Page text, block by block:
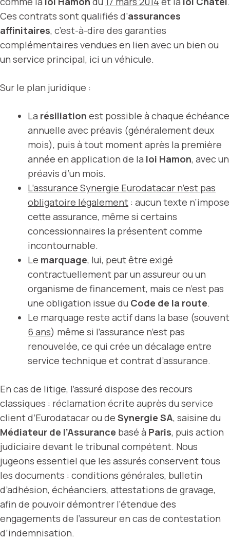
Ces contrats sont qualifiés d’assurances
affinitaires, c’est-à-dire des garanties
complémentaires vendues en lien avec un bien ou
un service principal, ici un véhicule.
Sur le plan juridique :
La résiliation est possible à chaque échéance
annuelle avec préavis (généralement deux
mois), puis à tout moment après la première
année en application de la loi Hamon, avec un
préavis d’un mois.
L’assurance Synergie Eurodatacar n’est pas
obligatoire légalement : aucun texte n’impose
cette assurance, même si certains
concessionnaires la présentent comme
incontournable.
Le marquage, lui, peut être exigé
contractuellement par un assureur ou un
organisme de financement, mais ce n’est pas
une obligation issue du Code de la route.
Le marquage reste actif dans la base (souvent
6 ans) même si l’assurance n’est pas
renouvelée, ce qui crée un décalage entre
service technique et contrat d’assurance.
En cas de litige, l’assuré dispose des recours
classiques : réclamation écrite auprès du service
client d’Eurodatacar ou de Synergie SA, saisine du
Médiateur de l’Assurance basé à Paris, puis action
judiciaire devant le tribunal compétent. Nous
jugeons essentiel que les assurés conservent tous
les documents : conditions générales, bulletin
d’adhésion, échéanciers, attestations de gravage,
afin de pouvoir démontrer l’étendue des
engagements de l’assureur en cas de contestation
d’indemnisation.